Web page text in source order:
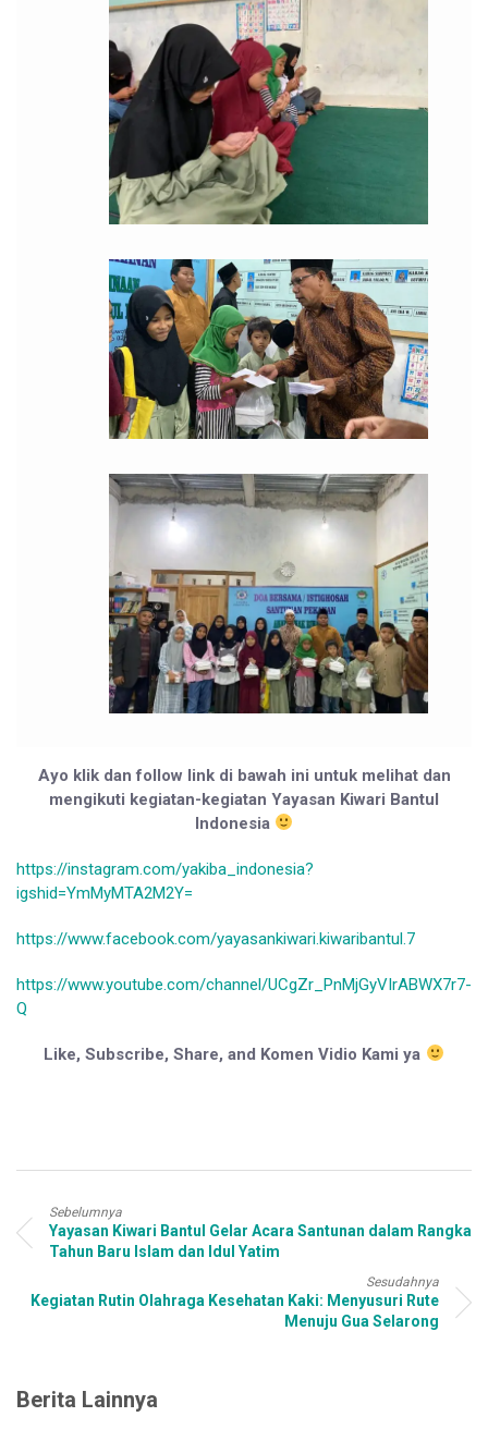
Ayo klik dan follow link di bawah ini untuk melihat dan
mengikuti kegiatan-kegiatan Yayasan Kiwari Bantul
Indonesia
https://instagram.com/yakiba_indonesia?
igshid=YmMyMTA2M2Y=
https://www.facebook.com/yayasankiwari.kiwaribantul.7
https://www.youtube.com/channel/UCgZr_PnMjGyVIrABWX7r7-
Q
Like, Subscribe, Share, and Komen Vidio Kami ya
Sebelumnya
Yayasan Kiwari Bantul Gelar Acara Santunan dalam Rangka
Tahun Baru Islam dan Idul Yatim
Sesudahnya
Kegiatan Rutin Olahraga Kesehatan Kaki: Menyusuri Rute
Menuju Gua Selarong
Berita Lainnya